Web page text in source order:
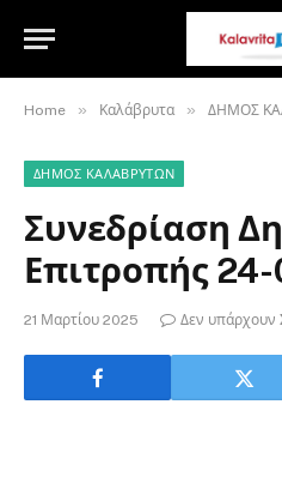
Home » Καλάβρυτα » ΔΗΜΟΣ
ΔΗΜΟΣ ΚΑΛΑΒΡΥΤΩΝ
Συνεδρίαση
Επιτροπής
21 Μαρτίου 2025 Δεν υπάρχουν